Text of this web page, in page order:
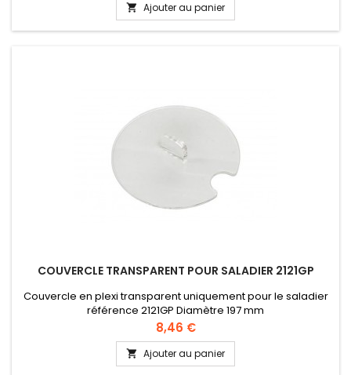
 Ajouter au panier
COUVERCLE TRANSPARENT POUR SALADIER 2121GP
Couvercle en plexi transparent uniquement pour le saladier
référence 2121GP Diamètre 197 mm
Prix
8,46 €
 Ajouter au panier